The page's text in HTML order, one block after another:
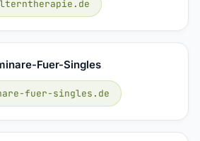
Fuer-Singles
fuer-singles.de